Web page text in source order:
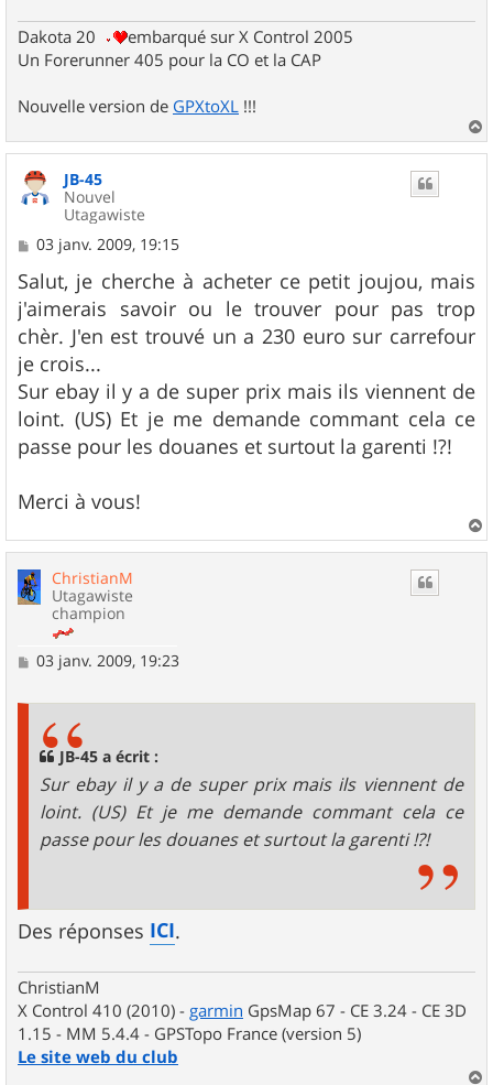
Dakota 20
embarqué sur X Control 2005
Un Forerunner 405 pour la CO et la CAP
Nouvelle version de GPXtoXL !!!
a
JB-45
Nouvel
Utagawiste
M
s
s
a
g
e
03 janv. 2009, 19:15
Salut, je cherche à acheter ce petit joujou, mais
j'aimerais savoir ou le trouver pour pas trop
chèr. J'en est trouvé un a 230 euro sur carrefour
je crois...
Sur ebay il y a de super prix mais ils viennent de
loint. (US) Et je me demande commant cela ce
passe pour les douanes et surtout la garenti !?!
Merci à vous!
a
ChristianM
Utagawiste
champion
M
03 janv. 2009, 19:23
JB-45 a écrit :
Sur ebay il y a de super prix mais ils viennent de
loint. (US) Et je me demande commant cela ce
passe pour les douanes et surtout la garenti !?!
Des réponses ICI.
ChristianM
X Control 410 (2010) - garmin GpsMap 67 - CE 3.24 - CE 3D
1.15 - MM 5.4.4 - GPSTopo France (version 5)
Le site web du club